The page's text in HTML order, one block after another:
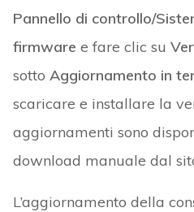
Pannello di controllo/
firmware e fare clic su
sotto Aggiornamento in
scaricare e installare la
aggiornamenti sono
download manuale dal
L’aggiornamento della